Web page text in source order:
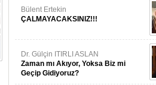
Bülent Ertekin
ÇALMAYACAKSINIZ!!!
Dr. Gülçin ITIRLI ASLAN
Zaman mı Akıyor, Yoksa Biz mi
Geçip Gidiyoruz?